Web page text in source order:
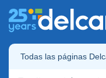
Todas las páginas